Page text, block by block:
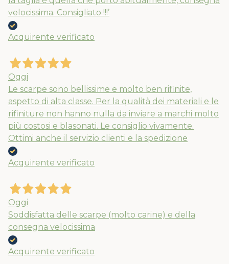
velocissima. Consigliato !!!’
Acquirente verificato
Oggi
Le scarpe sono bellissime e molto ben rifinite,
aspetto di alta classe. Per la qualità dei materiali e le
rifiniture non hanno nulla da inviare a marchi molto
più costosi e blasonati. Le consiglio vivamente.
Ottimi anche il servizio clienti e la spedizione
Acquirente verificato
Oggi
Soddisfatta delle scarpe (molto carine) e della
consegna velocissima
Acquirente verificato
Nuovi ribassi fino al 70%
chiusura solo per gli ordini effettuati